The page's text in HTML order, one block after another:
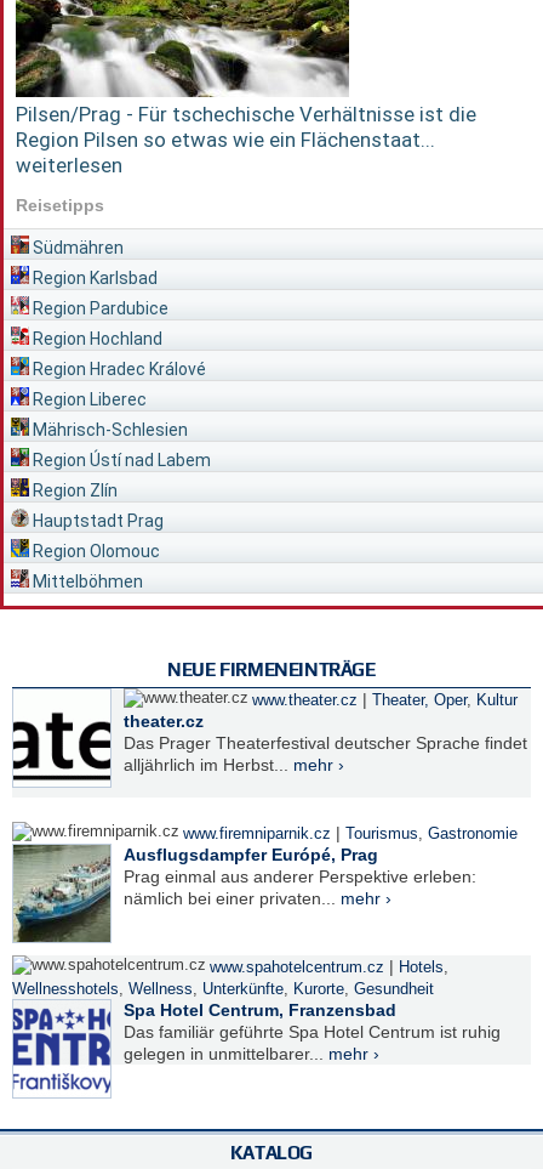
Pilsen/Prag - Für tschechische Verhältnisse ist die
Region Pilsen so etwas wie ein Flächenstaat...
weiterlesen
Reisetipps
Südmähren
Region Karlsbad
Region Pardubice
Region Hochland
Region Hradec Králové
Region Liberec
Mährisch-Schlesien
Region Ústí nad Labem
Region Zlín
Hauptstadt Prag
Region Olomouc
Mittelböhmen
NEUE FIRMENEINTRÄGE
www.theater.cz | Theater, Oper, Kultur
theater.cz
Das Prager Theaterfestival deutscher Sprache findet
alljährlich im Herbst... mehr ›
www.firemniparnik.cz | Tourismus, Gastronomie
Ausflugsdampfer Európé, Prag
Prag einmal aus anderer Perspektive erleben:
nämlich bei einer privaten... mehr ›
www.spahotelcentrum.cz | Hotels,
Wellnesshotels, Wellness, Unterkünfte, Kurorte, Gesundheit
Spa Hotel Centrum, Franzensbad
Das familiär geführte Spa Hotel Centrum ist ruhig
gelegen in unmittelbarer... mehr ›
KATALOG